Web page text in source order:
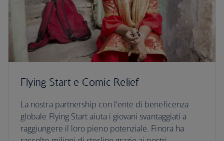
Flying Start e Comic Relief
La nostra partnership con l'ente di beneficenza
globale Flying Start aiuta i giovani svantaggiati a
raggiungere il loro pieno potenziale. Finora ha